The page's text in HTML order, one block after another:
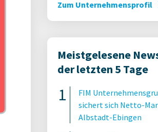
Zum Unternehmensprofil
Meistgelesene
der letzten 5 Tage
FIM
sichert sich Netto-
Albstadt-Ebingen